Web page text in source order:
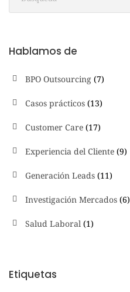
Hablamos de
BPO Outsourcing (7)
Casos prácticos (13)
Customer Care (17)
Experiencia del Cliente (9)
Generación Leads (11)
Investigación Mercados (6)
Salud Laboral (1)
Etiquetas